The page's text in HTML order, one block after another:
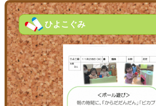
ひよこぐみ